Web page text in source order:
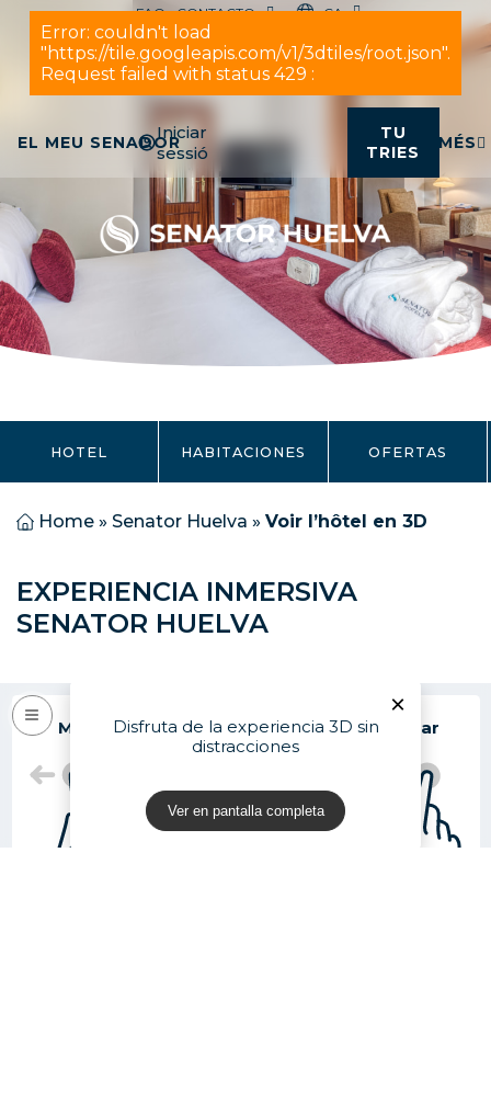
FAQ CONTACTO CA
EL MEU SENADORIniciar
sessió
TU
TRIES
MÉS
HOTEL HABITACIONES OFERTAS
Home » Senator Huelva » Voir l’hôtel en 3D
EXPERIENCIA INMERSIVA
SENATOR HUELVA
Mover Rotar Acercar
×
Disfruta de la experiencia 3D sin
distracciones
Ver en pantalla completa